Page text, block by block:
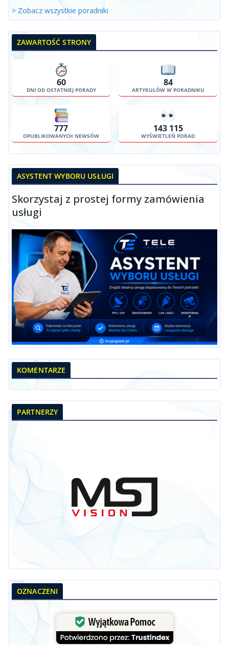
> Zobacz wszystkie poradniki
ZAWARTOŚĆ STRONY
60
DNI OD OSTATNIEJ PORADY
84
ARTYKUŁÓW W PORADNIKU
777
OPUBLIKOWANYCH NEWSÓW
143 115
WYŚWIETLEŃ PORAD
ASYSTENT WYBORU USŁUGI
Skorzystaj z prostej formy zamówienia
usługi
KOMENTARZE
PARTNERZY
OZNACZENI